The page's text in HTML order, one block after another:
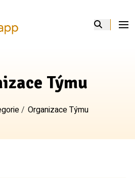
se
Týmu
/ Organizace Týmu